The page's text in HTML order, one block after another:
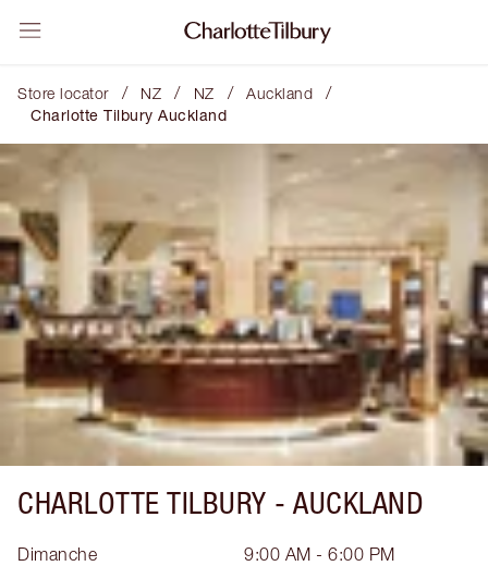
Store locator / NZ / NZ / Auckland /
Charlotte Tilbury Auckland
CHARLOTTE TILBURY - AUCKLAND
Dimanche
9:00 AM - 6:00 PM